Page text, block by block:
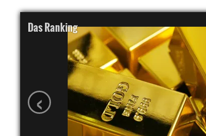
Bildquelle: Africa Studio / Shutterstock.com
Das Ranking
Das folgende Ranking stellt die Performance der Rohstoffe im
liegt zwischen dem 01.05.2026 und dem 31.05.2026. Stand ist